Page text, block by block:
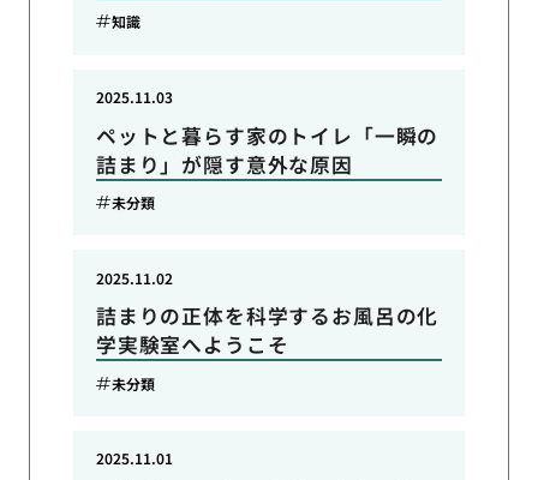
知識
ペットと暮らす家のトイレ「一瞬の
詰まり」が隠す意外な原因
2025.11.03
未分類
詰まりの正体を科学するお風呂の化
学実験室へようこそ
2025.11.02
未分類
2025.11.01